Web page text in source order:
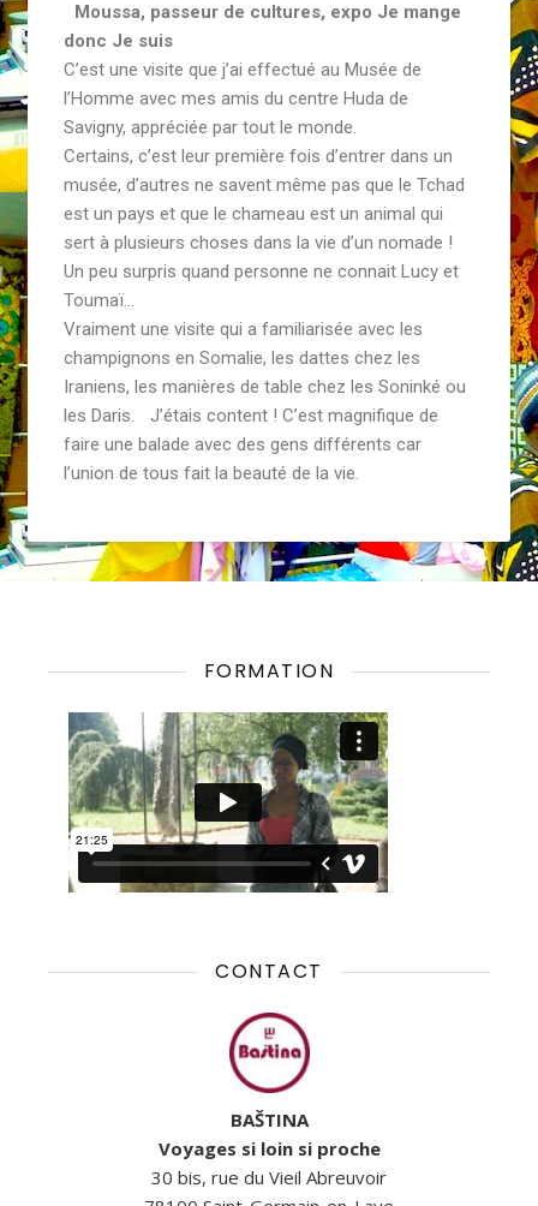
Moussa, passeur de cultures, expo Je mange
donc Je suis
C’est une visite que j’ai effectué au Musée de
l’Homme avec mes amis du centre Huda de
Savigny, appréciée par tout le monde.
Certains, c’est leur première fois d’entrer dans un
musée, d’autres ne savent même pas que le Tchad
est un pays et que le chameau est un animal qui
sert à plusieurs choses dans la vie d’un nomade !
Un peu surpris quand personne ne connait Lucy et
Toumaï…
Vraiment une visite qui a familiarisée avec les
champignons en Somalie, les dattes chez les
Iraniens, les manières de table chez les Soninké ou
les Daris. J’étais content ! C’est magnifique de
faire une balade avec des gens différents car
l’union de tous fait la beauté de la vie.
FORMATION
CONTACT
BAŠTINA
Voyages si loin si proche
30 bis, rue du Vieil Abreuvoir